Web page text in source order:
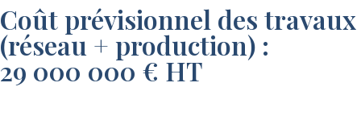
Coût prévisionnel des travaux
(réseau + production) :
29 000 000 € HT